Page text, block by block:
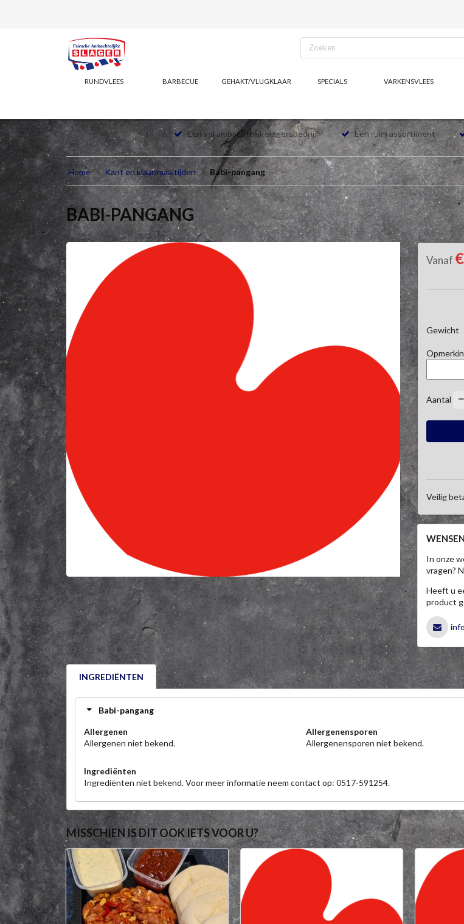
RUNDVLEES BARBECUE GEHAKT/VLUGKLAAR SPECIALS VARKENSVLEES
Een vol ambachtelijk slagersbedrijf Een ruim assortiment
Home Kant en klaar/maaltijden Babi-pangang
BABI-PANGANG
Vanaf
Gewicht
Aantal
Veilig
In onze
vragen?
Heeft u
product
INGREDIËNTEN
Babi-pangang
Allergenen
Allergenen niet bekend.
Allergenensporen
Allergenensporen niet bekend.
Ingrediënten
Ingrediënten niet bekend. Voor meer informatie neem contact op: 0517-591254.
MISSCHIEN IS DIT OOK IETS VOOR U?